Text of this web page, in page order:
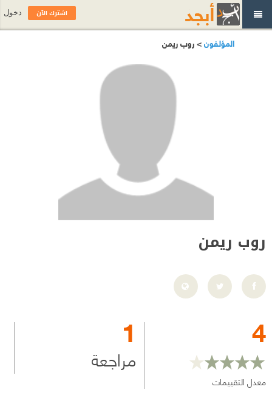
المؤلفون> روب ريمن
روب ريمن
4
معدل التقييمات
1
مراجعة
اشترك الآن دخول